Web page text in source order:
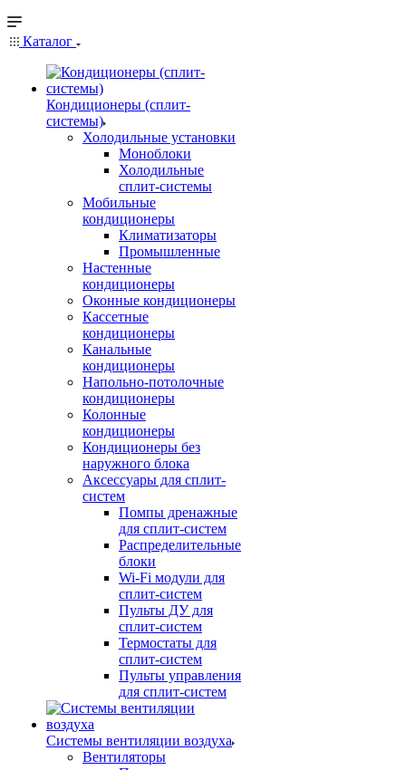
Каталог
Кондиционеры (сплит-
системы)
Холодильные установки
Моноблоки
Холодильные
сплит-системы
Мобильные
кондиционеры
Климатизаторы
Промышленные
Настенные
кондиционеры
Оконные кондиционеры
Кассетные
кондиционеры
Канальные
кондиционеры
Напольно-потолочные
кондиционеры
Колонные
кондиционеры
Кондиционеры без
наружного блока
Аксессуары для сплит-
систем
Помпы дренажные
для сплит-систем
Распределительные
блоки
Wi-Fi модули для
сплит-систем
Пульты ДУ для
сплит-систем
Термостаты для
сплит-систем
Пульты управления
для сплит-систем
Системы вентиляции воздуха
Вентиляторы